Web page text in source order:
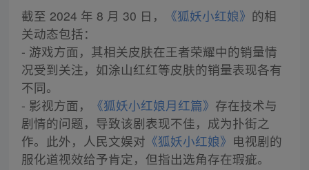
截至 2024 年 8 月 30 日， 《狐妖小红娘》 的相
关动态包括：
- 游戏方面，其相关皮肤在王者荣耀中的销量情
况受到关注，如涂山红红等皮肤的销量表现各有
不同。
- 影视方面，
《狐妖小红娘月红篇》 存在技术与
剧情的问题，导致该剧表现不佳，成为扑街之
作。此外，人民文娱对 《狐妖小红娘》 电视剧的
服化道视效给予肯定，但指出选角存在瑕疵。